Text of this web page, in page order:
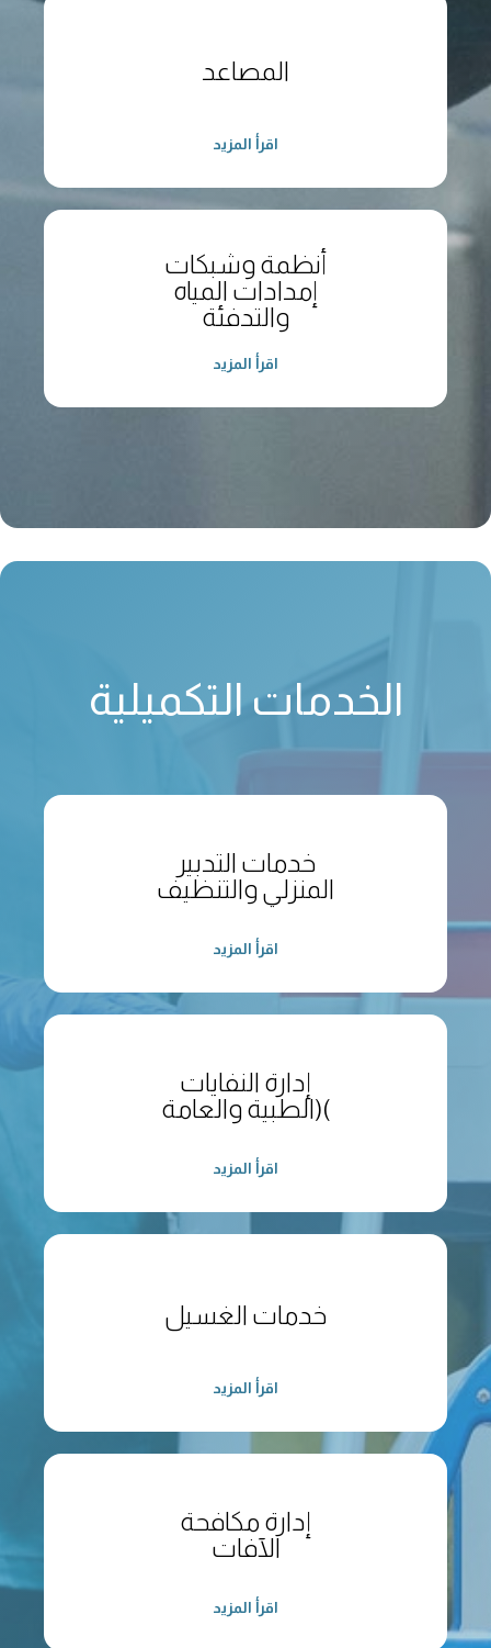
المصاعد
اقرأ المزيد
أنظمة وشبكات
إمدادات المياه
والتدفئة
اقرأ المزيد
الخدمات التكميلية
خدمات التدبير
المنزلي والتنظيف
اقرأ المزيد
إدارة النفايات
(الطبية والعامة(
اقرأ المزيد
خدمات الغسيل
اقرأ المزيد
إدارة مكافحة
الآفات
اقرأ المزيد